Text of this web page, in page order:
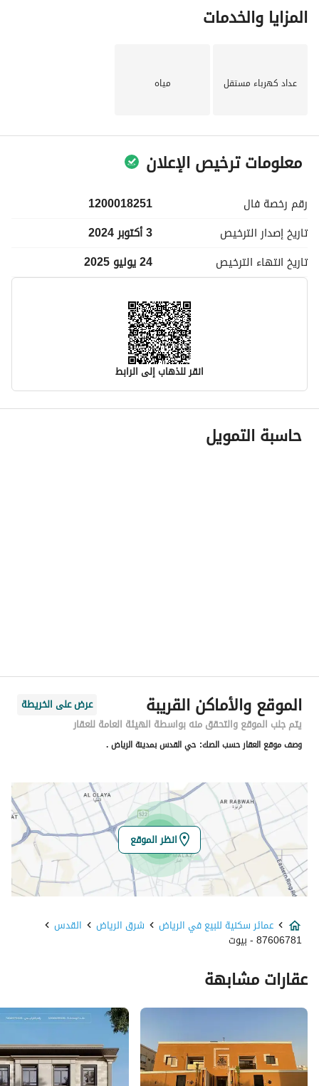
المزايا والخدمات
عداد كهرباء مستقل مياه
معلومات ترخيص الإعلان
رقم رخصة فال
1200018251
تاريخ إصدار الترخيص
3 أكتوبر 2024
تاريخ انتهاء الترخيص 24 يوليو 2025
انقر للذهاب إلى الرابط
معلومات مسؤول الإعلان
اسم المسؤول
رقم المبنى
7359
الرقم الاضافي
4138
خط العرض
24.75227609702682
خط الطول
46.75997489098318
تفاصيل العقار
نوع الإعلان
للبيع
استخدام العقار
سكني, تجاري
السعر
عدد الغرف
10
حاسبة التمويل
الموقع والأماكن القريبة
عرض على الخريطة
يتم جلب الموقع والتحقق منه بواسطة الهيئة العامة للعقار
وصف موقع العقار حسب الصك: حي القدس بمدينة الرياض .
انظر الموقع
عمائر سكنية للبيع في الرياض شرق الرياض القدس
87606781 - بيوت
عقارات مشابهة